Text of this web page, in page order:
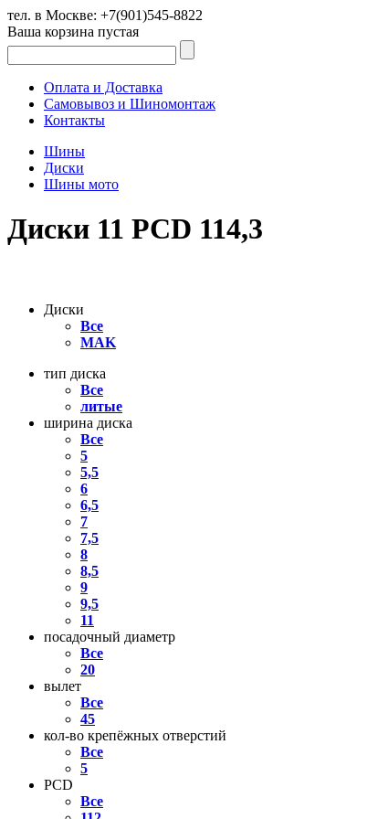
тел. в Москве: +7(901)545-8822
Ваша корзина пустая
Оплата и Доставка
Самовывоз и Шиномонтаж
Контакты
Шины
Диски
Шины мото
Диски 11 PCD 114,3
Диски
Все
MAK
тип диска
Все
литые
ширина диска
Все
5
5,5
6
6,5
7
7,5
8
8,5
9
9,5
11
посадочный диаметр
Все
20
вылет
Все
45
кол-во крепёжных отверстий
Все
5
PCD
Все